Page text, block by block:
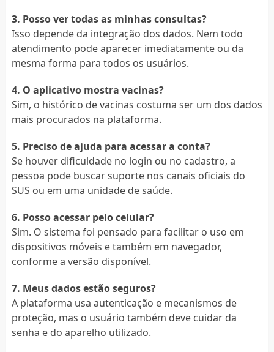
3. Posso ver todas as minhas consultas?
Isso depende da integração dos dados. Nem todo
atendimento pode aparecer imediatamente ou da
mesma forma para todos os usuários.
4. O aplicativo mostra vacinas?
Sim, o histórico de vacinas costuma ser um dos dados
mais procurados na plataforma.
5. Preciso de ajuda para acessar a conta?
Se houver dificuldade no login ou no cadastro, a
pessoa pode buscar suporte nos canais oficiais do
SUS ou em uma unidade de saúde.
6. Posso acessar pelo celular?
Sim. O sistema foi pensado para facilitar o uso em
dispositivos móveis e também em navegador,
conforme a versão disponível.
7. Meus dados estão seguros?
A plataforma usa autenticação e mecanismos de
proteção, mas o usuário também deve cuidar da
senha e do aparelho utilizado.